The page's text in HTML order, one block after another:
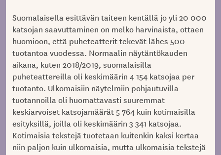
Suomalaisella esittävän taiteen kentällä jo yli 20 000
katsojan saavuttaminen on melko harvinaista, ottaen
huomioon, että puheteatterit tekevät lähes 500
tuotantoa vuodessa. Normaalin näytäntökauden
aikana, kuten 2018/2019, suomalaisilla
puheteattereilla oli keskimäärin 4 154 katsojaa per
tuotanto. Ulkomaisiin näytelmiin pohjautuvilla
tuotannoilla oli huomattavasti suuremmat
keskiarvoiset katsojamäärät 5 764 kuin kotimaisilla
esityksillä, joilla oli keskimäärin 3 341 katsojaa.
Kotimaisia tekstejä tuotetaan kuitenkin kaksi kertaa
niin paljon kuin ulkomaisia, mutta ulkomaisia tekstejä